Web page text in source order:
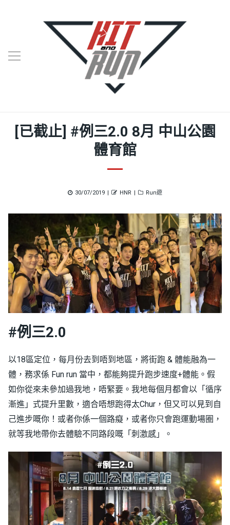
[已截止] #例三2.0 8月 中山公園
體育館
Posted
30/07/2019 Author
HNR Categories
Run遊
#例三2.0
以18區定位，每月份去到唔到地區，將街跑 & 體能融為一
體，務求係 Fun run 當中，都能夠提升跑步速度+體能。假
如你從來未參加過我地，唔緊要。我地每個月都會以「循序
漸進」式提升里數，適合唔想跑得太Chur，但又可以見到自
己進步嘅你！或者你係一個路癡，或者你只會跑運動場圈，
就等我地帶你去體驗不同路段嘅「刺激感」。